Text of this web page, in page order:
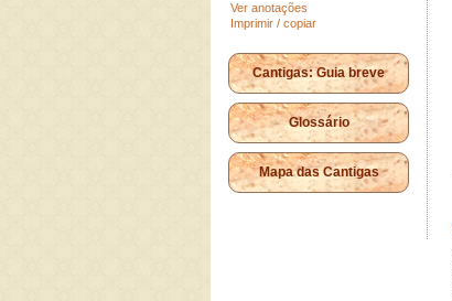
Ver anotações
Imprimir / copiar
Cantigas: Guia breve
Glossário
Mapa das Cantigas